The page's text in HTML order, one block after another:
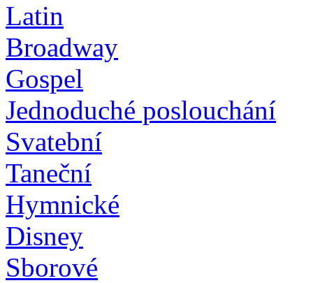
Latin
Broadway
Gospel
Jednoduché poslouchání
Svatební
Taneční
Hymnické
Disney
Sborové